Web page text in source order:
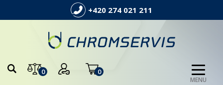
+420 274 021 211
0 0
MENU